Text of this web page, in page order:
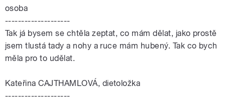
osoba
--------------------
Tak já bysem se chtěla zeptat, co mám dělat, jako prostě
jsem tlustá tady a nohy a ruce mám hubený. Tak co bych
měla pro to udělat.
Kateřina CAJTHAMLOVÁ, dietoložka
--------------------